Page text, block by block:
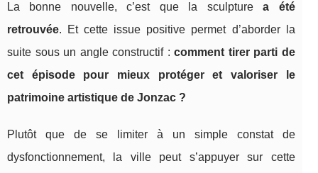
La bonne nouvelle, c’est que la sculpturea été
retrouvée. Et cette issue positive permet d’aborder la
suite sous un angle constructif :comment tirer parti de
cet épisode pour mieux protéger et valoriser le
patrimoine artistique de Jonzac ?
Plutôt que de se limiter à un simple constat de
dysfonctionnement, la ville peut s’appuyer sur cette